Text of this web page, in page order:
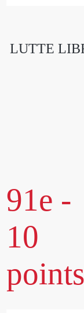
LUTTE
91e -
10
points